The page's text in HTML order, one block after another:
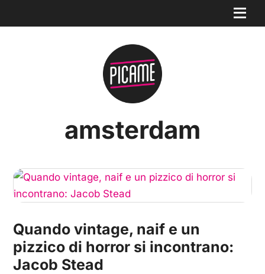
amsterdam
Quando vintage, naif e un
pizzico di horror si incontrano:
Jacob Stead